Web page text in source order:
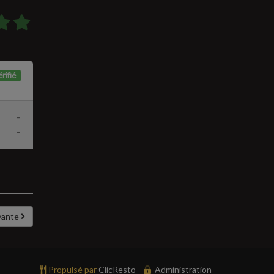
-
-
Propulsé par ClicResto - Administration